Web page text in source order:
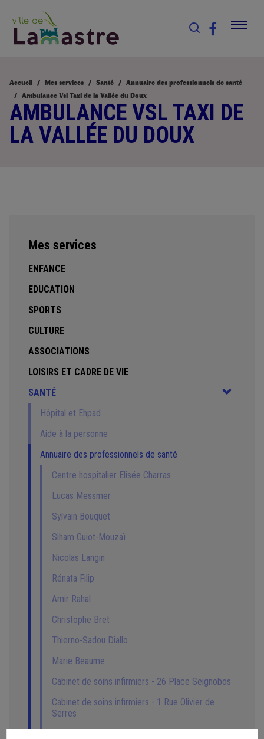
Accueil Mes services Santé
Annuaire des professionnels de santé
Ambulance Vsl Taxi de la Vallée du Doux
AMBULANCE VSL TAXI DE
LA VALLÉE DU DOUX
Mes services
ENFANCE
EDUCATION
SPORTS
CULTURE
ASSOCIATIONS
LOISIRS ET CADRE DE VIE
SANTÉ
Hôpital et Ehpad
Aide à la personne
Annuaire des professionnels de santé
Centre hospitalier Elisée Charras
Lucas Messmer
Sylvain Bouquet
Siham Guiot-Mouzaï
Nicolas Langin
Rénata Filip
Amir Rahal
Christophe Bret
Thierno-Sadou Diallo
Marie Beaume
Cabinet de soins infirmiers - 26 Place Seignobos
Cabinet de soins infirmiers - 1 Rue Olivier de
Serres